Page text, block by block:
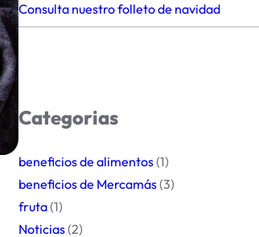
Consulta nuestro folleto de navidad
Categorias
beneficios de alimentos(1)
beneficios de Mercamás(3)
fruta(1)
Noticias(2)